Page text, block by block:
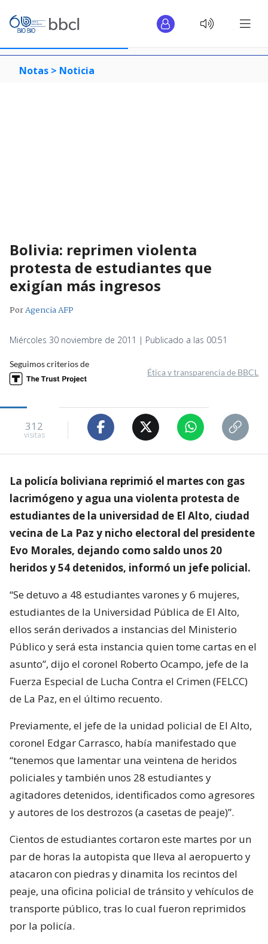
Notas > Noticia
Bolivia: reprimen violenta
protesta de estudiantes que
exigían más ingresos
PorAgencia AFP
Miércoles 30 noviembre de 2011 | Publicado a las 00:51
Seguimos criterios de
Ética y transparencia de BBCL
312
visitas
La policía boliviana reprimió el martes con gas
lacrimógeno y agua una violenta protesta de
estudiantes de la universidad de El Alto, ciudad
vecina de La Paz y nicho electoral del presidente
Evo Morales, dejando como saldo unos 20
heridos y 54 detenidos, informó un jefe policial.
“Se detuvo a 48 estudiantes varones y 6 mujeres,
estudiantes de la Universidad Pública de El Alto,
ellos serán derivados a instancias del Ministerio
Público y será esta instancia quien tome cartas en el
asunto”, dijo el coronel Roberto Ocampo, jefe de la
Fuerza Especial de Lucha Contra el Crimen (FELCC)
de La Paz, en el último recuento.
Previamente, el jefe de la unidad policial de El Alto,
coronel Edgar Carrasco, había manifestado que
“tenemos que lamentar una veintena de heridos
policiales y también unos 28 estudiantes y
agitadores detenidos, identificados como agresores
y autores de los destrozos (a casetas de peaje)”.
Cientos de estudiantes cortaron este martes por un
par de horas la autopista que lleva al aeropuerto y
atacaron con piedras y dinamita los recintos del
peaje, una oficina policial de tránsito y vehículos de
transporte público, tras lo cual fueron reprimidos
por la policía.